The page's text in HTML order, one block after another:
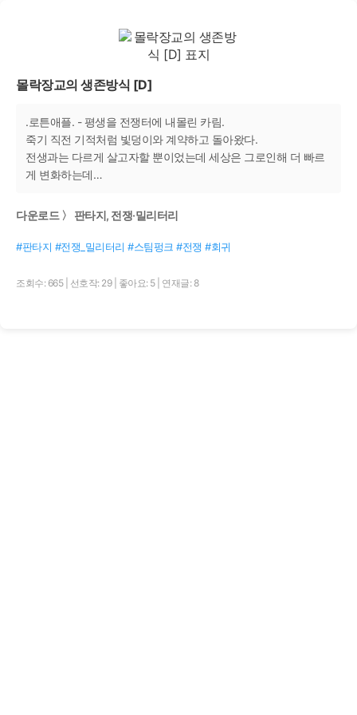
몰락장교의 생존방식 [D]
.로튼애플. - 평생을 전쟁터에 내몰린 카림.
죽기 직전 기적처럼 빛덩이와 계약하고 돌아왔다.
전생과는 다르게 살고자할 뿐이었는데 세상은 그로인해 더 빠르
게 변화하는데…
다운로드 〉 판타지, 전쟁·밀리터리
#판타지 #전쟁_밀리터리 #스팀펑크 #전쟁 #회귀
조회수: 665 선호작: 29 좋아요: 5 연재글: 8